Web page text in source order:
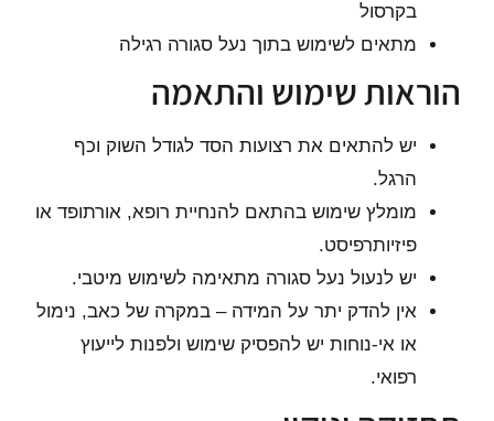
בקרסול
מתאים לשימוש בתוך נעל סגורה רגילה
הוראות שימוש והתאמה
יש להתאים את רצועות הסד לגודל השוק וכף
הרגל.
מומלץ שימוש בהתאם להנחיית רופא, אורתופד או
פיזיותרפיסט.
יש לנעול נעל סגורה מתאימה לשימוש מיטבי.
אין להדק יתר על המידה – במקרה של כאב, נימול
או אי-נוחות יש להפסיק שימוש ולפנות לייעוץ
רפואי.